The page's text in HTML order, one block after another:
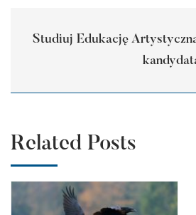
Studiuj Edukację
Related Posts